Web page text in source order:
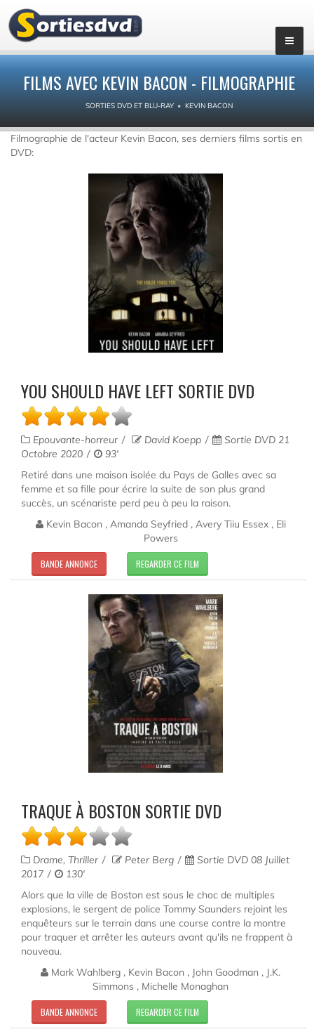
FILMS AVEC KEVIN BACON - FILMOGRAPHIE
SORTIES DVD ET BLU-RAY KEVIN BACON
Filmographie de l'acteur Kevin Bacon, ses derniers films sortis en
DVD:
YOU SHOULD HAVE LEFT SORTIE DVD
Epouvante-horreur David Koepp
Sortie DVD 21
Octobre 2020
93'
Retiré dans une maison isolée du Pays de Galles avec sa
femme et sa fille pour écrire la suite de son plus grand
succès, un scénariste perd peu à peu la raison.
Kevin Bacon , Amanda Seyfried , Avery Tiiu Essex , Eli
Powers
BANDE ANNONCE REGARDER CE FILM
TRAQUE À BOSTON SORTIE DVD
Drame, Thriller Peter Berg
Sortie DVD 08 Juillet
2017
130'
Alors que la ville de Boston est sous le choc de multiples
explosions, le sergent de police Tommy Saunders rejoint les
enquêteurs sur le terrain dans une course contre la montre
pour traquer et arrêter les auteurs avant qu'ils ne frappent à
nouveau.
Mark Wahlberg , Kevin Bacon , John Goodman , J.K.
Simmons , Michelle Monaghan
BANDE ANNONCE REGARDER CE FILM